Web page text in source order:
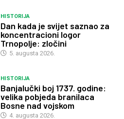
HISTORIJA
Dan kada je svijet saznao za
koncentracioni logor
Trnopolje: zločini
5. augusta 2026.
HISTORIJA
Banjalučki boj 1737. godine:
velika pobjeda branilaca
Bosne nad vojskom
4. augusta 2026.